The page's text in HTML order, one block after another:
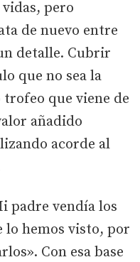
vidas, pero
de nuevo entre
detalle. Cubrir
que no sea la
que viene de
añadido
acorde al
padre vendía los
lo hemos visto, por
Con esa base